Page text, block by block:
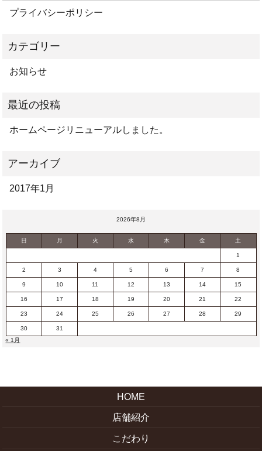
プライバシーポリシー
お知らせ
ホームページリニューアルしました。
2017年1月
2026年8月
日 月 火 水 木 金 土
1
2 3 4 5 6 7 8
9 10 11 12 13 14 15
16 17 18 19 20 21 22
23 24 25 26 27 28 29
30
31
« 1月
HOME
店舗紹介
こだわり